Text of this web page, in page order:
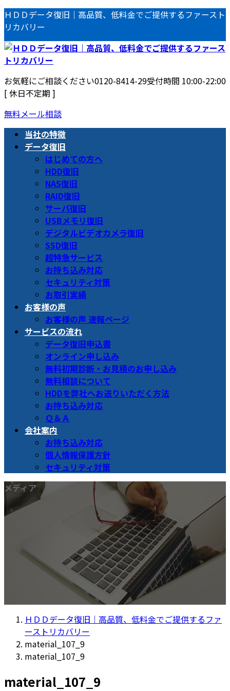
コ
ン
テ
ン
ツ
へ
ス
キ
ッ
プ
ナ
ビ
ゲ
ー
シ
ョ
ン
に
移
動
ＨＤＤデータ復旧｜高品質、低料金でご提供するファースト
リカバリー
お気軽にご相談ください0120-8414-29受付時間 10:00-22:00
[ 休日不定期 ]
無料メール相談
当社の特徴
データ復旧
はじめての方へ
HDD復旧
NAS復旧
RAID復旧
サーバ復旧
USBメモリ復旧
デジタルビデオカメラ復旧
SSD復旧
超特急サービス
お持ち込み対応
セキュリティ対策
お取引実績
お客様の声
お客様の声 速報ページ
サービスの流れ
データ復旧申込書
オンライン申し込み
無料初期診断・お見積のお申し込み
無料相談について
HDDを弊社へお送りいただく方法
お持ち込み対応
Ｑ＆Ａ
会社案内
お持ち込み対応
個人情報保護方針
セキュリティ対策
メディア
ＨＤＤデータ復旧｜高品質、低料金でご提供するファ
ーストリカバリー
material_107_9
material_107_9
material_107_9